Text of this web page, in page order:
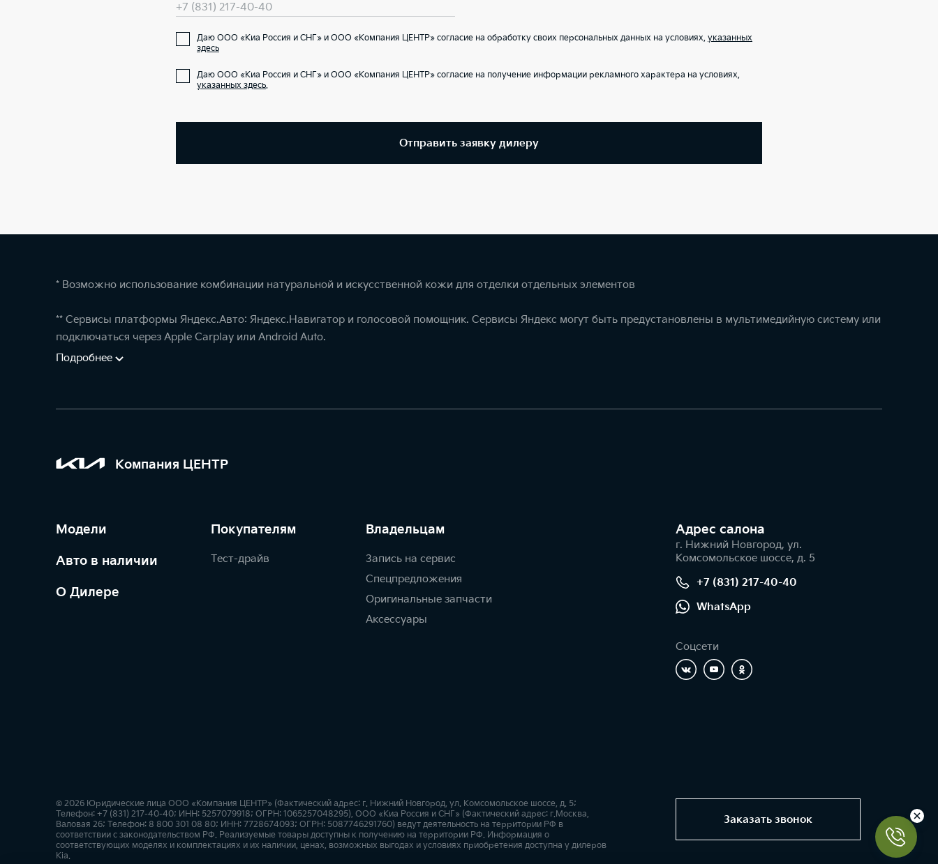
+7 (831) 217-40-40
Даю ООО «Киа Россия и СНГ» и ООО «Компания ЦЕНТР» согласие на обработку своих персональных данных на условиях, указанных
здесь
Даю ООО «Киа Россия и СНГ» и ООО «Компания ЦЕНТР» согласие на получение информации рекламного характера на условиях,
указанных здесь.
Отправить заявку дилеру
* Возможно использование комбинации натуральной и искусственной кожи для отделки отдельных элементов
** Сервисы платформы Яндекс.Авто: Яндекс.Навигатор и голосовой помощник. Сервисы Яндекс могут быть предустановлены в мультимедийную систему или
подключаться через Apple Carplay или Android Auto.
Подробнее
Компания ЦЕНТР
Модели
Авто в наличии
О Дилере
Покупателям
Тест-драйв
Владельцам
Запись на сервис
Спецпредложения
Оригинальные запчасти
Аксессуары
Адрес салонa
г. Нижний Новгород, ул.
Комсомольское шоссе, д. 5
+7 (831) 217-40-40
WhatsApp
Соцсети
Заказать звонок
© 2026 Юридические лица ООО «Компания ЦЕНТР» (Фактический адрес: г. Нижний Новгород, ул. Комсомольское шоссе, д. 5;
Телефон: +7 (831) 217-40-40; ИНН: 5257079918; ОГРН: 1065257048295), ООО «Киа Россия и СНГ» (Фактический адрес: г.Москва,
Валовая 26; Телефон: 8 800 301 08 80; ИНН: 7728674093; ОГРН: 5087746291760) ведут деятельность на территории РФ в
соответствии с законодательством РФ. Реализуемые товары доступны к получению на территории РФ. Информация о
соответствующих моделях и комплектациях и их наличии, ценах, возможных выгодах и условиях приобретения доступна у дилеров
Kia.